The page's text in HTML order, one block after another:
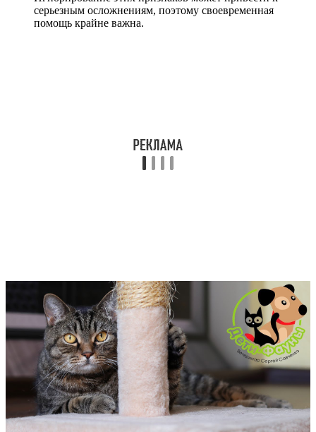
серьезным осложнениям, поэтому своевременная
помощь крайне важна.